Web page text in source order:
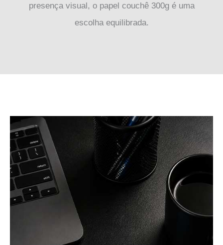
presença visual, o papel couchê 300g é uma
escolha equilibrada.